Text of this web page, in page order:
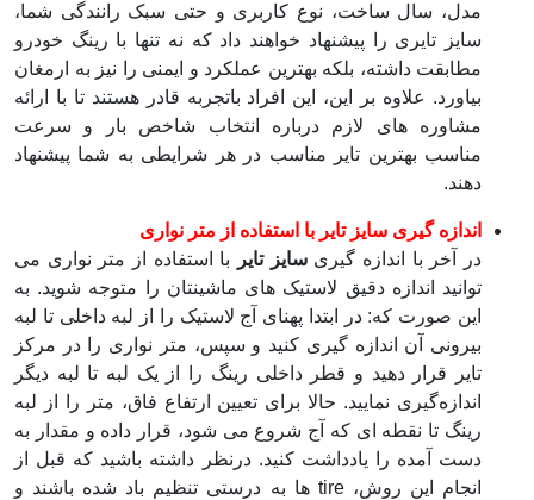
مدل، سال ساخت، نوع کاربری و حتی سبک رانندگی شما،
سایز تایری را پیشنهاد خواهند داد که نه تنها با رینگ خودرو
مطابقت داشته، بلکه بهترین عملکرد و ایمنی را نیز به ارمغان
بیاورد. علاوه بر این، این افراد باتجربه قادر هستند تا با ارائه
مشاوره ‌های لازم درباره انتخاب شاخص بار و سرعت
مناسب بهترین تایر مناسب در هر شرایطی به شما پیشنهاد
دهند.
اندازه گیری سایز تایر با استفاده از متر نواری
در آخر با اندازه گیریسایز تایر
با استفاده از متر نواری می
توانید اندازه دقیق لاستیک های ماشینتان را متوجه شوید. به
این صورت که: در ابتدا پهنای آج لاستیک را از لبه داخلی تا لبه
بیرونی آن اندازه‌ گیری کنید و سپس، متر نواری را در مرکز
تایر قرار دهید و قطر داخلی رینگ را از یک لبه تا لبه دیگر
اندازه‌گیری نمایید. حالا برای تعیین ارتفاع فاق، متر را از لبه
رینگ تا نقطه ‌ای که آج شروع می‌ شود، قرار داده و مقدار به
دست آمده را یادداشت کنید. درنظر داشته باشید که قبل از
انجام این روش، tire ها به درستی تنظیم باد شده باشند و